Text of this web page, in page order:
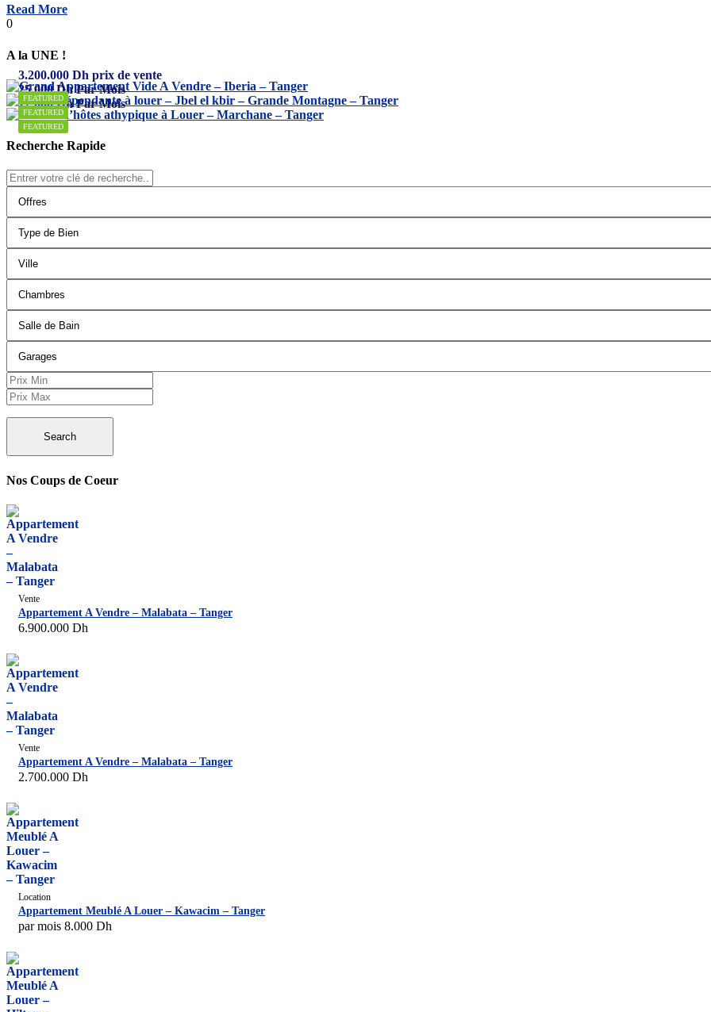
Read More
0
A la UNE !
FEATURED
3.200.000 Dh prix de vente
FEATURED
25.000Dh Par Mois
FEATURED
12.000Dh Par Mois
Recherche Rapide
Search
Nos Coups de Coeur
Vente
Appartement A Vendre – Malabata – Tanger
6.900.000 Dh
Vente
Appartement A Vendre – Malabata – Tanger
2.700.000 Dh
Location
Appartement Meublé A Louer – Kawacim – Tanger
par mois 8.000 Dh